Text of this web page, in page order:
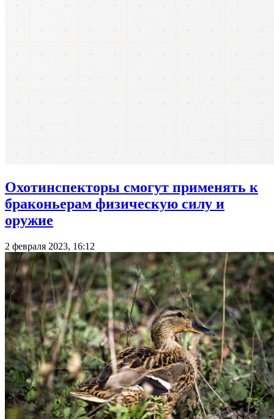
Охотинспекторы смогут применять к
браконьерам физическую силу и
оружие
2 февраля 2023, 16:12